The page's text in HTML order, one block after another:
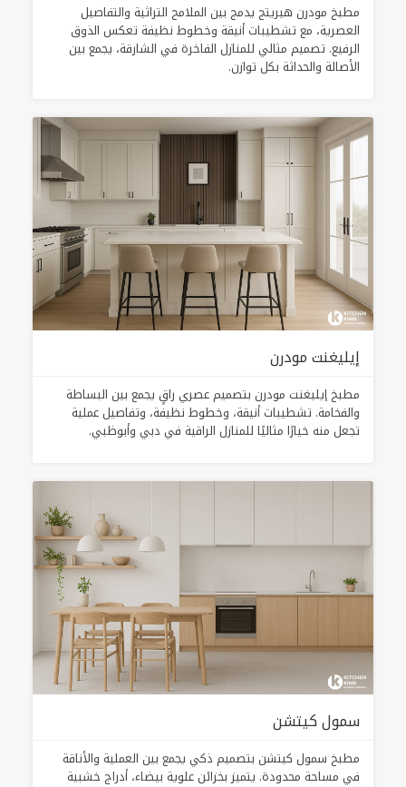
مطبخ مودرن هيريتج يدمج بين الملامح التراثية والتفاصيل
العصرية، مع تشطيبات أنيقة وخطوط نظيفة تعكس الذوق
الرفيع. تصميم مثالي للمنازل الفاخرة في الشارقة، يجمع بين
الأصالة والحداثة بكل توازن.
إيليغنت مودرن
مطبخ إيليغنت مودرن بتصميم عصري راقٍ يجمع بين البساطة
والفخامة. تشطيبات أنيقة، وخطوط نظيفة، وتفاصيل عملية
تجعل منه خيارًا مثاليًا للمنازل الراقية في دبي وأبوظبي.
سمول كيتشن
مطبخ سمول كيتشن بتصميم ذكي يجمع بين العملية والأناقة
في مساحة محدودة. يتميز بخزائن علوية بيضاء، أدراج خشبية